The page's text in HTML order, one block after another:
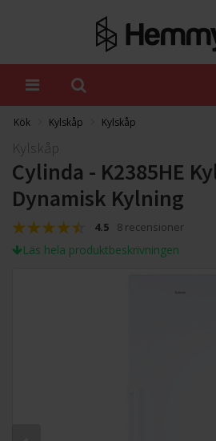
Kök Kylskåp Kylskåp
Kylskåp
Cylinda - K2385HE
Dynamisk Kylning
4.5 8 recensioner
Läs hela produktbeskrivningen